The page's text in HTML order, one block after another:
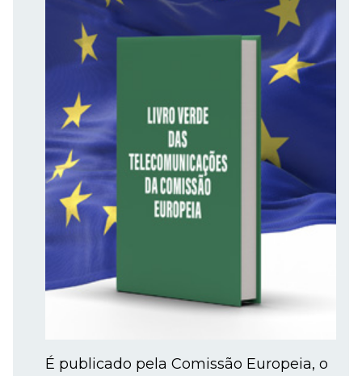
É publicado pela Comissão Europeia, o